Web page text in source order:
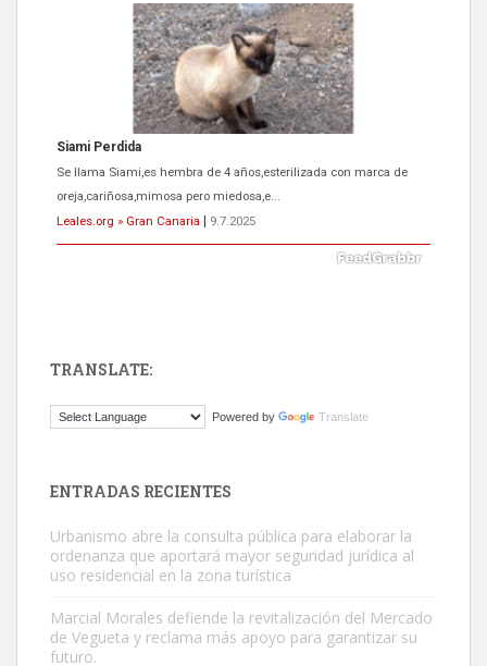
Siami Perdida
Se llama Siami,es hembra de 4 años,esterilizada con marca de
oreja,cariñosa,mimosa pero miedosa,e...
Leales.org » Gran Canaria
9.7.2025
El ayuntamiento se va a llevar a Los Gatos callejeros de la zona los
Gato manso encontrado
TRANSLATE:
Powered by Translate
ENTRADAS RECIENTES
Urbanismo abre la consulta pública para elaborar la
ordenanza que aportará mayor seguridad jurídica al
uso residencial en la zona turística
Marcial Morales defiende la revitalización del Mercado
de Vegueta y reclama más apoyo para garantizar su
futuro.